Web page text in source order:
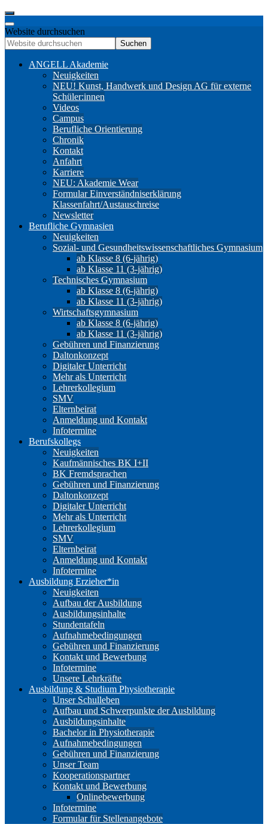
Website durchsuchen
Suchen
ANGELL Akademie
Neuigkeiten
NEU! Kunst, Handwerk und Design AG für externe
Schüler:innen
Videos
Campus
Berufliche Orientierung
Chronik
Kontakt
Anfahrt
Karriere
NEU: Akademie Wear
Formular Einverständniserklärung
Klassenfahrt/Austauschreise
Newsletter
Berufliche Gymnasien
Neuigkeiten
Sozial- und Gesundheitswissenschaftliches Gymnasium
ab Klasse 8 (6-jährig)
ab Klasse 11 (3-jährig)
Technisches Gymnasium
ab Klasse 8 (6-jährig)
ab Klasse 11 (3-jährig)
Wirtschaftsgymnasium
ab Klasse 8 (6-jährig)
ab Klasse 11 (3-jährig)
Gebühren und Finanzierung
Daltonkonzept
Digitaler Unterricht
Mehr als Unterricht
Lehrerkollegium
SMV
Elternbeirat
Anmeldung und Kontakt
Infotermine
Berufskollegs
Neuigkeiten
Kaufmännisches BK I+II
BK Fremdsprachen
Gebühren und Finanzierung
Daltonkonzept
Digitaler Unterricht
Mehr als Unterricht
Lehrerkollegium
SMV
Elternbeirat
Anmeldung und Kontakt
Infotermine
Ausbildung Erzieher*in
Neuigkeiten
Aufbau der Ausbildung
Ausbildungsinhalte
Stundentafeln
Aufnahmebedingungen
Gebühren und Finanzierung
Kontakt und Bewerbung
Infotermine
Unsere Lehrkräfte
Ausbildung & Studium Physiotherapie
Unser Schulleben
Aufbau und Schwerpunkte der Ausbildung
Ausbildungsinhalte
Bachelor in Physiotherapie
Aufnahmebedingungen
Gebühren und Finanzierung
Unser Team
Kooperationspartner
Kontakt und Bewerbung
Onlinebewerbung
Infotermine
Formular für Stellenangebote